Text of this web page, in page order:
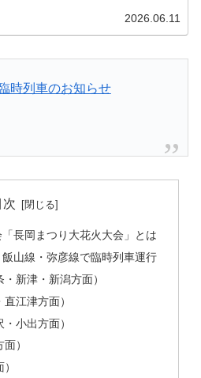
2026.06.11
時列車のお知らせ
次
長岡まつり大花火大会」とは
山線・弥彦線で臨時列車運行
新津・新潟方面）
江津方面）
小出方面）
）